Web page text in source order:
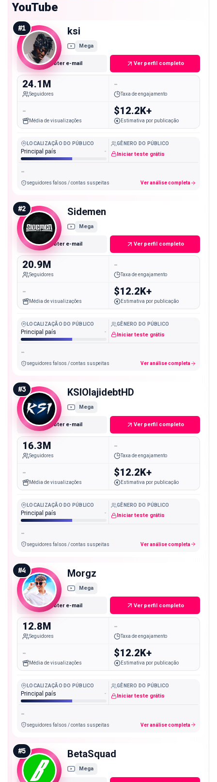
YouTube
#1 ksi
Mega
Obter e-mail Ver perfil completo
24.1M
Seguidores
-
Taxa de engajamento
-
Média de visualizações
$12.2K+
Estimativa por publicação
LOCALIZAÇÃO DO PÚBLICO
Principal país -
GÊNERO DO PÚBLICO
Iniciar teste grátis
-
seguidores falsos / contas suspeitas Ver análise completa
#2 Sidemen
Mega
Obter e-mail Ver perfil completo
20.9M
Seguidores
-
Taxa de engajamento
-
Média de visualizações
$12.2K+
Estimativa por publicação
LOCALIZAÇÃO DO PÚBLICO
Principal país -
GÊNERO DO PÚBLICO
Iniciar teste grátis
-
seguidores falsos / contas suspeitas Ver análise completa
#3 KSIOlajidebtHD
Mega
Obter e-mail Ver perfil completo
16.3M
Seguidores
-
Taxa de engajamento
-
Média de visualizações
$12.2K+
Estimativa por publicação
LOCALIZAÇÃO DO PÚBLICO
Principal país -
GÊNERO DO PÚBLICO
Iniciar teste grátis
-
seguidores falsos / contas suspeitas Ver análise completa
#4 Morgz
Mega
Obter e-mail Ver perfil completo
12.8M
Seguidores
-
Taxa de engajamento
-
Média de visualizações
$12.2K+
Estimativa por publicação
LOCALIZAÇÃO DO PÚBLICO
Principal país -
GÊNERO DO PÚBLICO
Iniciar teste grátis
-
seguidores falsos / contas suspeitas Ver análise completa
#5 BetaSquad
Mega